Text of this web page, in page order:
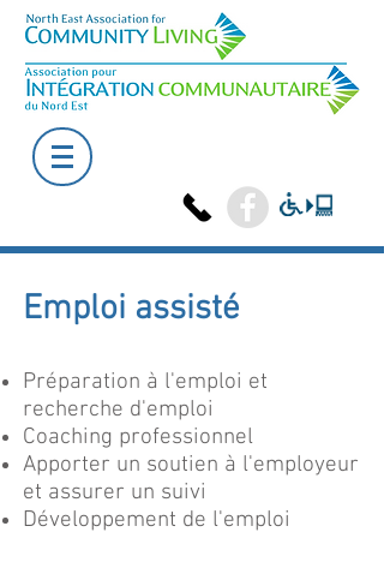
Préparation à l'emploi et
recherche d'emploi
Coaching professionnel
Apporter un soutien à l'employeur
et assurer un suivi
Développement de l'emploi
Emploi assisté